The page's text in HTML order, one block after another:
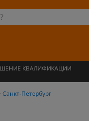
КВАЛИФИКАЦИИ
Санкт-Петербург